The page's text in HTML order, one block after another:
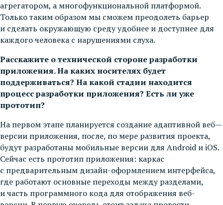
агрегатором, а многофункциональной платформой.
Только таким образом мы сможем преодолеть барьер
и сделать окружающую среду удобнее и доступнее для
каждого человека с нарушениями слуха.
Расскажите о технической стороне разработки
приложения. На каких носителях будет
поддерживаться? На какой стадии находится
процесс разработки приложения? Есть ли уже
прототип?
На первом этапе планируется создание адаптивной веб—
версии приложения, после, по мере развития проекта,
будут разработаны мобильные версии для Android и iOS.
Сейчас есть прототип приложения: каркас
с предварительным дизайн-оформлением интерфейса,
где работают основные переходы между разделами,
и часть программного кода для отображения веб-